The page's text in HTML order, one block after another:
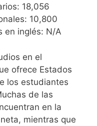
18,056
10,800
en inglés: N/A
en el
ofrece Estados
los estudiantes
de las
en la
mientras que